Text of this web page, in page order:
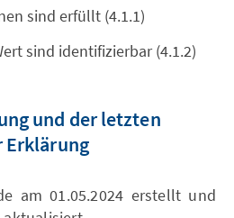
sind erfüllt (4.1.1)
sind identifizierbar (4.1.2)
und der letzten
Erklärung
am 01.05.2024 erstellt und